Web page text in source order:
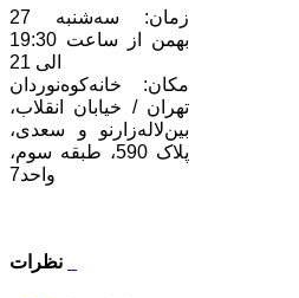
زمان: سه‌شنبه 27
بهمن از ساعت 19:30
الی 21
مکان: خانه‌کوه‌نوردان
تهران / خیابان انقلاب،
بین‌لاله‌زارنو و سعدی،
پلاک 590، طبقه سوم،
واحد7